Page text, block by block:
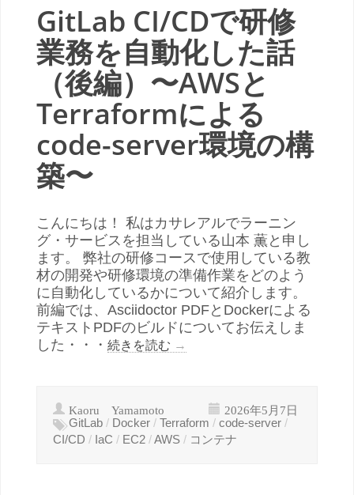
GitLab CI/CDで研修
業務を自動化した話
（後編）〜AWSと
Terraformによる
code-server環境の構
築〜
こんにちは！ 私はカサレアルでラーニン
グ・サービスを担当している山本 薫と申し
ます。 弊社の研修コースで使用している教
材の開発や研修環境の準備作業をどのよう
に自動化しているかについて紹介します。
前編では、Asciidoctor PDFとDockerによる
テキストPDFのビルドについてお伝えしま
した・・・ 続きを読む →
Kaoru Yamamoto 2026年5月7日
GitLab / Docker / Terraform / code-server /
CI/CD / IaC / EC2 /AWS / コンテナ